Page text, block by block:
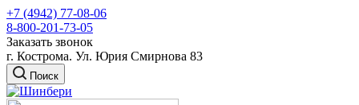
+7 (4942) 77-08-06
8-800-201-73-05
Заказать звонок
г. Кострома. Ул. Юрия Смирнова 83
Поиск